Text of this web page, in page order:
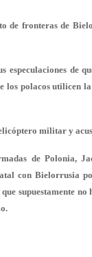
de fronteras de
especulaciones de
polacos utilicen
militar y
de Polonia,
con Bielorrusia
supuestamente